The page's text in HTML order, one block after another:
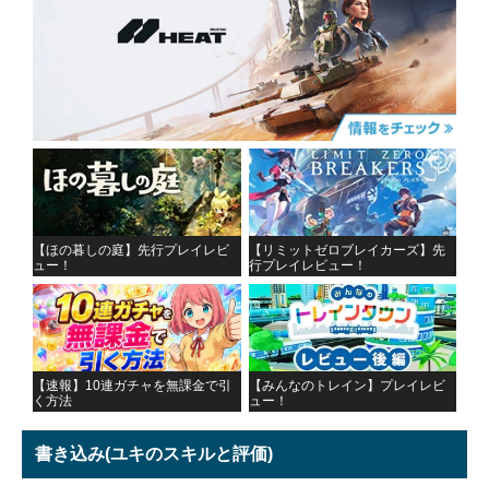
【ほの暮しの庭】先行プレイレビ
ュー！
【リミットゼロブレイカーズ】先
行プレイレビュー！
【速報】10連ガチャを無課金で引
く方法
【みんなのトレイン】プレイレビ
ュー！
書き込み(ユキのスキルと評価)